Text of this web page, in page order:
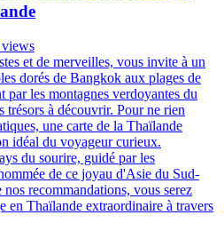
et de merveilles, vous invite à un
dorés de Bangkok aux plages de
par les montagnes verdoyantes du
trésors à découvrir. Pour ne rien
une carte de la Thaïlande
idéal du voyageur curieux.
du sourire, guidé par les
de ce joyau d'Asie du Sud-
recommandations, vous serez
en Thaïlande extraordinaire à travers